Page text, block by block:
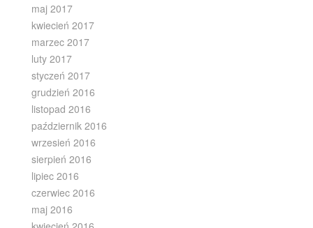
maj 2017
kwiecień 2017
marzec 2017
luty 2017
styczeń 2017
grudzień 2016
listopad 2016
październik 2016
wrzesień 2016
sierpień 2016
lipiec 2016
czerwiec 2016
maj 2016